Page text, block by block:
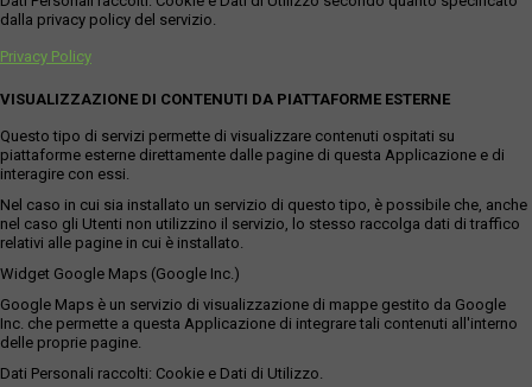
dalla privacy policy del servizio.
Privacy Policy
VISUALIZZAZIONE DI CONTENUTI DA PIATTAFORME ESTERNE
Questo tipo di servizi permette di visualizzare contenuti ospitati su
piattaforme esterne direttamente dalle pagine di questa Applicazione e di
interagire con essi.
Nel caso in cui sia installato un servizio di questo tipo, è possibile che, anche
nel caso gli Utenti non utilizzino il servizio, lo stesso raccolga dati di traffico
relativi alle pagine in cui è installato.
Widget Google Maps (Google Inc.)
Google Maps è un servizio di visualizzazione di mappe gestito da Google
Inc. che permette a questa Applicazione di integrare tali contenuti all'interno
delle proprie pagine.
Dati Personali raccolti: Cookie e Dati di Utilizzo.